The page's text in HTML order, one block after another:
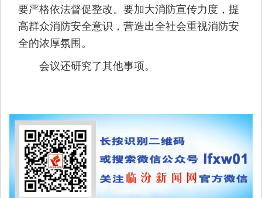
要严格依法督促整改。要加大消防宣传力度，提
高群众消防安全意识，营造出全社会重视消防安
全的浓厚氛围。
会议还研究了其他事项。